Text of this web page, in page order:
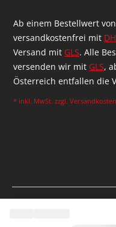
Ab einem Bestellwert
versandkostenfrei mit
Versand mit GLS. Alle
versenden wir mit GLS,
Österreich entfallen die
* inkl. MwSt. zzgl. Versandkosten